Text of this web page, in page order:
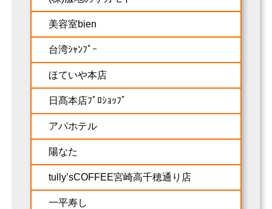
美容室bien
台湾ｼｬﾝﾌﾟｰ
ほていや本店
日髙本店ﾌﾟﾛｼｮｯﾌﾟ
アパホテル
陽なた
tully’sCOFFEE宮崎高千穂通り店
一平寿し